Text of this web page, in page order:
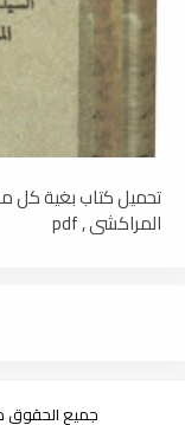
تحميل كتاب بغية كل
المراكشي , pdf
جميع الحقوق